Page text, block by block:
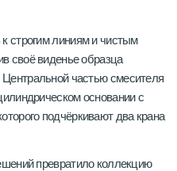
строгим линиям и чистым
своё виденье образца
частью смесителя
основании с
подчёркивают два крана
превратило коллекцию